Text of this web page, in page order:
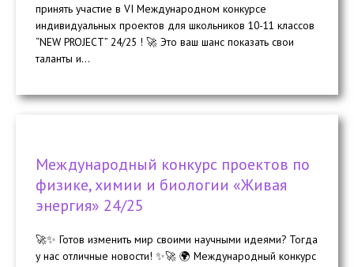
принять участие в VI Международном конкурсе
индивидуальных проектов для школьников 10-11 классов
“NEW PROJECT” 24/25 ! 🚀 Это ваш шанс показать свои
таланты и...
Международный конкурс проектов по
физике, химии и биологии «Живая
энергия» 24/25
🚀✨ Готов изменить мир своими научными идеями? Тогда
у нас отличные новости! ✨🚀 🌍 Международный конкурс